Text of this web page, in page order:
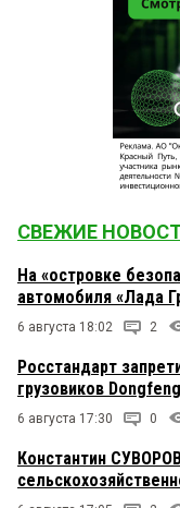
СВЕЖИЕ
На «островке
автомобиля «Лада
6 августа 18:02 2
Росстандарт
грузовиков
6 августа 17:30 0
Константин